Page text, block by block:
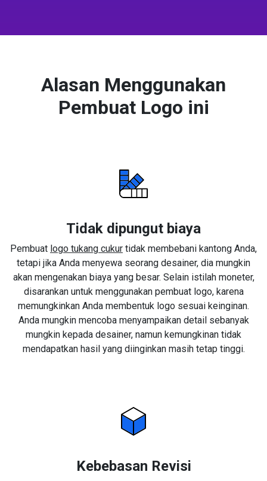
Alasan Menggunakan
Pembuat Logo ini
Tidak dipungut biaya
Pembuat logo tukang cukur tidak membebani kantong Anda,
tetapi jika Anda menyewa seorang desainer, dia mungkin
akan mengenakan biaya yang besar. Selain istilah moneter,
disarankan untuk menggunakan pembuat logo, karena
memungkinkan Anda membentuk logo sesuai keinginan.
Anda mungkin mencoba menyampaikan detail sebanyak
mungkin kepada desainer, namun kemungkinan tidak
mendapatkan hasil yang diinginkan masih tetap tinggi.
Kebebasan Revisi